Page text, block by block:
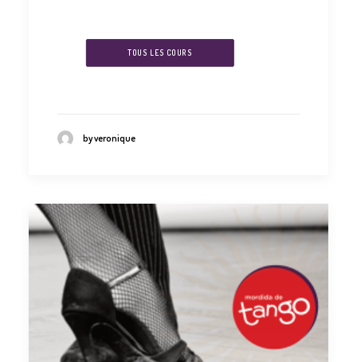
TOUS LES COURS
by veronique